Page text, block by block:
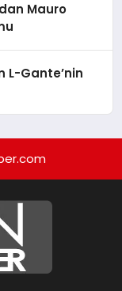
Mauro
L-Gante’nin